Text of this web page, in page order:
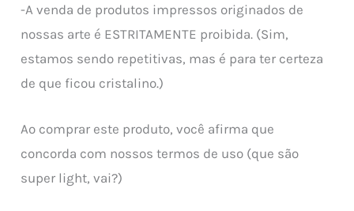
-A venda de produtos impressos originados de
nossas arte é ESTRITAMENTE proibida. (Sim,
estamos sendo repetitivas, mas é para ter certeza
de que ficou cristalino.)
Ao comprar este produto, você afirma que
concorda com nossos termos de uso (que são
super light, vai?)